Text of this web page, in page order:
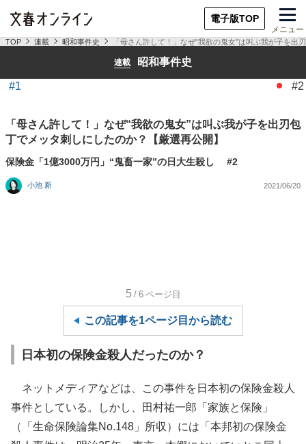
電子版TOP
メニュー
TOP 連載 昭和事件史 「母さん許して！」なぜ“我欲の鬼女”は叫ぶ我が子を
連載 昭和事件史
#1 #2
「母さん許して！」なぜ“我欲の鬼女”は叫ぶ我が子を出刃包
丁でメッタ刺しにしたのか？【厳選再公開】
保険金「1億3000万円」“鬼畜一家”の日大生殺し #2
小池 新 2021/06/20
5 /6 ページ目
この記事を1ページ目から読む
日本初の保険金殺人だったのか？
ネットメディアなどは、この事件を日本初の保険金殺人
事件としている。しかし、田村祐一郎「家族と保険」
（「生命保険論集No.148」所収）には「本邦初の保険金